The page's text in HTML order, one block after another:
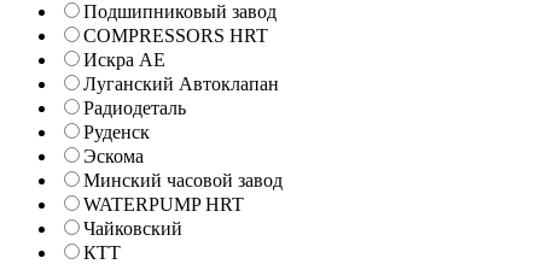
Подшипниковый завод
COMPRESSORS HRT
Искра АЕ
Луганский Автоклапан
Радиодеталь
Руденск
Эскома
Минский часовой завод
WATERPUMP HRT
Чайковский
КТТ